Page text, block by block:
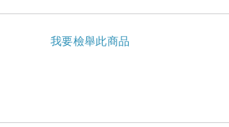
我要檢舉此商品